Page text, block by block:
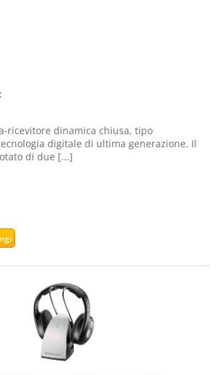
ricevitore dinamica chiusa, tipo
digitale di ultima generazione. Il
di due [...]